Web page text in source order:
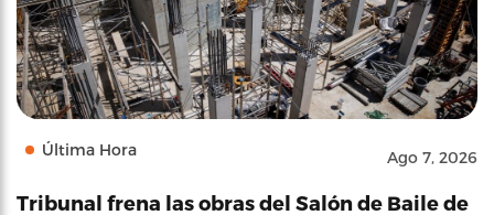
Última Hora Ago 7, 2026
Tribunal frena las obras del Salón de Baile de